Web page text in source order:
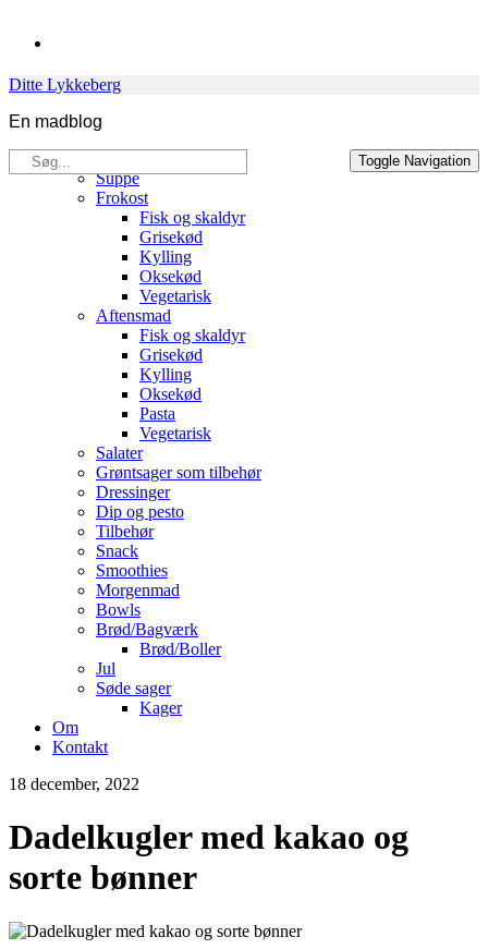
Ditte Lykkeberg
En madblog
Søg
efter:
Toggle Navigation
Opskrifter
Suppe
Frokost
Fisk og skaldyr
Grisekød
Kylling
Oksekød
Vegetarisk
Aftensmad
Fisk og skaldyr
Grisekød
Kylling
Oksekød
Pasta
Vegetarisk
Salater
Grøntsager som tilbehør
Dressinger
Dip og pesto
Tilbehør
Snack
Smoothies
Morgenmad
Bowls
Brød/Bagværk
Brød/Boller
Jul
Søde sager
Kager
Om
Kontakt
18 december, 2022
Dadelkugler med kakao og
sorte bønner